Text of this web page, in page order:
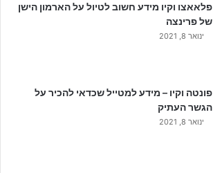
פלאאצו וקיו מידע חשוב לטיול על הארמון הישן
של פרינצה
ינואר 8, 2021
פונטה וקיו – מידע למטייל שכדאי להכיר על
הגשר העתיק
ינואר 8, 2021